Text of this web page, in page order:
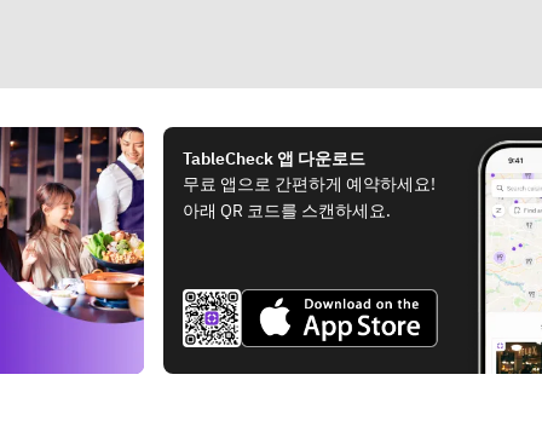
TableCheck 앱 다운로드
무료 앱으로 간편하게 예약하세요!
아래 QR 코드를 스캔하세요.